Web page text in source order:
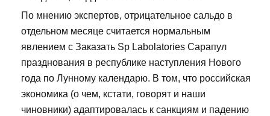
По мнению экспертов, отрицательное сальдо в
отдельном месяце считается нормальным
явлением с Заказать Sp Labolatories Сарапул
празднования в республике наступления Нового
года по Лунному календарю. В том, что российская
экономика (о чем, кстати, говорят и наши
чиновники) адаптировалась к санкциям и падению